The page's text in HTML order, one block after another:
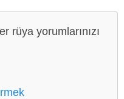
rüya yorumlarınızı